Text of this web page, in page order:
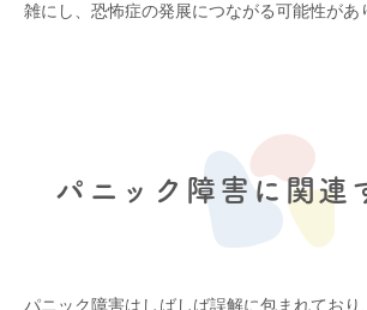
雑にし、恐怖症の発展につながる可能性があ
パニック障害に関連
パニック障害はしばしば誤解に包まれてお